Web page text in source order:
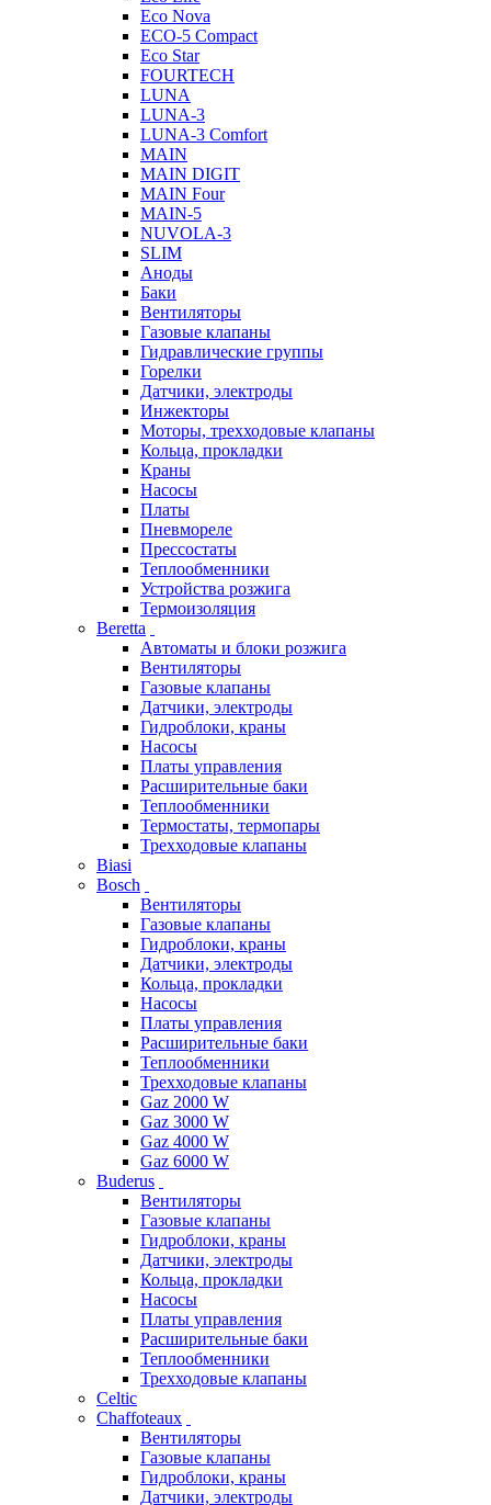
Eco Nova
ECO-5 Compact
Eco Star
FOURTECH
LUNA
LUNA-3
LUNA-3 Comfort
MAIN
MAIN DIGIT
MAIN Four
MAIN-5
NUVOLA-3
SLIM
Аноды
Баки
Вентиляторы
Газовые клапаны
Гидравлические группы
Горелки
Датчики, электроды
Инжекторы
Моторы, трехходовые клапаны
Кольца, прокладки
Краны
Насосы
Платы
Пневмореле
Прессостаты
Теплообменники
Устройства розжига
Термоизоляция
Beretta
Автоматы и блоки розжига
Вентиляторы
Газовые клапаны
Датчики, электроды
Гидроблоки, краны
Насосы
Платы управления
Расширительные баки
Теплообменники
Термостаты, термопары
Трехходовые клапаны
Biasi
Bosch
Вентиляторы
Газовые клапаны
Гидроблоки, краны
Датчики, электроды
Кольца, прокладки
Насосы
Платы управления
Расширительные баки
Теплообменники
Трехходовые клапаны
Gaz 2000 W
Gaz 3000 W
Gaz 4000 W
Gaz 6000 W
Buderus
Вентиляторы
Газовые клапаны
Гидроблоки, краны
Датчики, электроды
Кольца, прокладки
Насосы
Платы управления
Расширительные баки
Теплообменники
Трехходовые клапаны
Celtic
Chaffoteaux
Вентиляторы
Газовые клапаны
Гидроблоки, краны
Датчики, электроды